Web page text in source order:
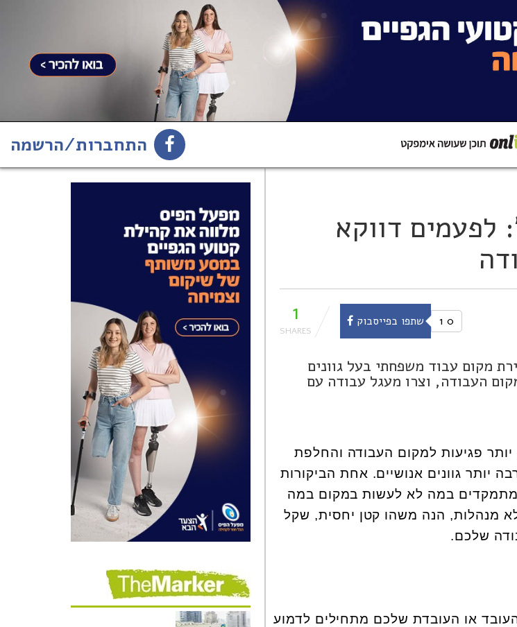
התחברות/הרשמה
הירשמו לניוזלטר 1
לפעמים דווקא
0 שתפו בפייסבוק 1
מקום עבוד משפחתי בעל גוונים
העבודה, וצרו מעגל עבודה עם
פגיעות למקום העבודה והחלפת
יותר גוונים אנושיים. אחת הביקורות
מתמקדים במה לא לעשות במקום במה
מנהלות, הנה משהו קטן יחסית, שקל
שלכם.
או העובדת שלכם מתחילים לדמוע